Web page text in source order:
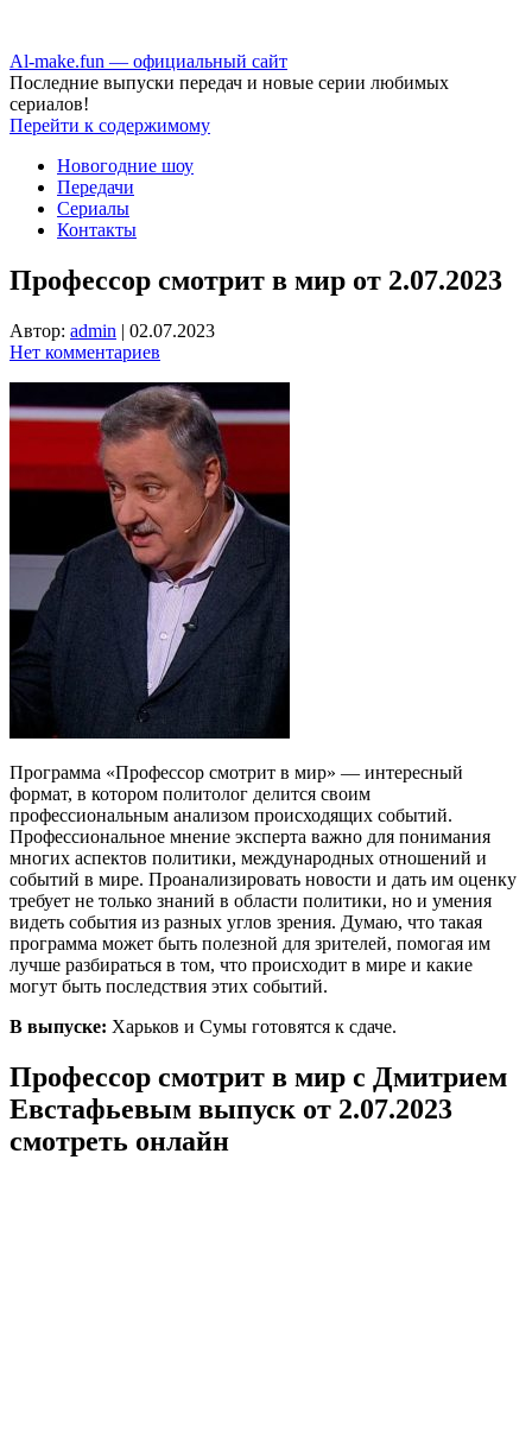
Аl-make.fun — официальный сайт
Последние выпуски передач и новые серии любимых
сериалов!
Перейти к содержимому
Новогодние шоу
Передачи
Сериалы
Контакты
Профессор смотрит в мир от 2.07.2023
Автор: admin | 02.07.2023
Нет комментариев
Программа «Профессор смотрит в мир» — интересный
формат, в котором политолог делится своим
профессиональным анализом происходящих событий.
Профессиональное мнение эксперта важно для понимания
многих аспектов политики, международных отношений и
событий в мире. Проанализировать новости и дать им оценку
требует не только знаний в области политики, но и умения
видеть события из разных углов зрения. Думаю, что такая
программа может быть полезной для зрителей, помогая им
лучше разбираться в том, что происходит в мире и какие
могут быть последствия этих событий.
В выпуске: Харьков и Сумы готовятся к сдаче.
Профессор смотрит в мир с Дмитрием
Евстафьевым выпуск от 2.07.2023
смотреть онлайн